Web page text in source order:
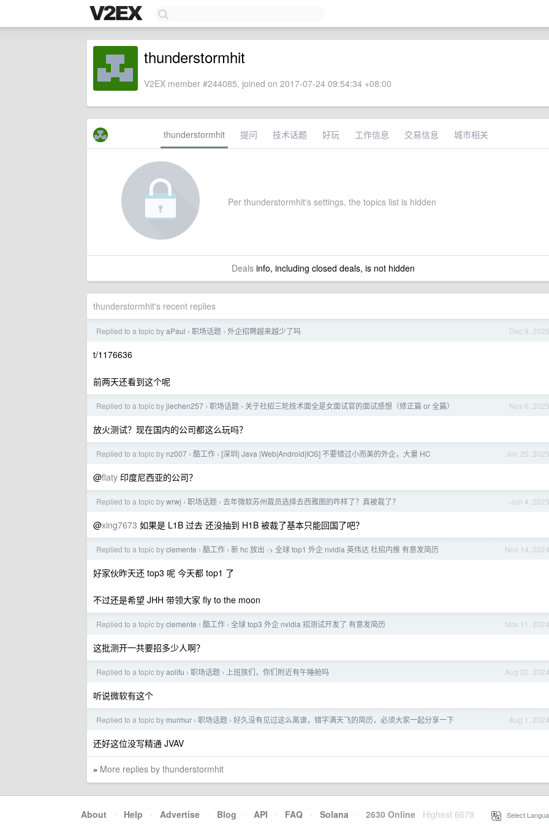
thunderstormhit
V2EX member #244085, joined on 2017-07-24 09:54:34 +08:00
thunderstormhit 提问 技术话题 好玩 工作信息 交易信息 城市相关
Per thunderstormhit's settings, the topics list is hidden
Dealsinfo, including closed deals, is not hidden
thunderstormhit's recent replies
Dec 9, 2025
Replied to a topic byaPaul › 职场话题 › 外企招聘越来越少了吗
t/1176636
前两天还看到这个呢
Nov 6, 2025
Replied to a topic byjiechen257 › 职场话题 › 关于社招三轮技术面全是女面试官的面试感想（修正篇 or 全篇）
放火测试？现在国内的公司都这么玩吗？
Jun 25, 2025
Replied to a topic by nz007 › 酷工作 › [深圳| Java |Web|Android|IOS] 不要错过小而美的外企，大量 HC
@flaty 印度尼西亚的公司？
Jun 4, 2025
Replied to a topic bywrwj › 职场话题 › 去年微软苏州裁员选择去西雅图的咋样了？真被裁了？
@xing7673 如果是 L1B 过去 还没抽到 H1B 被裁了基本只能回国了吧？
Nov 14, 2024
Replied to a topic byclemente › 酷工作 › 新 hc 放出 -> 全球 top1 外企 nvidia 英伟达 社招内推 有意发简历
好家伙昨天还 top3 呢 今天都 top1 了
不过还是希望 JHH 带领大家 fly to the moon
Nov 11, 2024
Replied to a topic byclemente › 酷工作 › 全球 top3 外企 nvidia 招测试开发了 有意发简历
这批测开一共要招多少人啊？
Aug 20, 2024
Replied to a topic byaolifu › 职场话题 › 上班族们，你们附近有午睡舱吗
听说微软有这个
Aug 1, 2024
Replied to a topic by murmur › 职场话题 › 好久没有见过这么离谱，错字满天飞的简历，必须大家一起分享一下
还好这位没写精通 JVAV
» More replies by thunderstormhit
About · Help · Advertise · Blog · API · FAQ · Solana · 2630 Online Highest 6679 Select